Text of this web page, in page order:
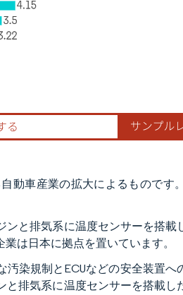
動車産業の拡大によるものです
と排気系に温度センサーを搭載
は日本に拠点を置いています。
染規制とECUなどの安全装置へ
排気系に温度センサーを搭載し